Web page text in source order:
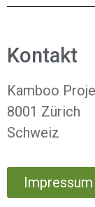
Kontakt
Kamboo
8001 Zürich
Schweiz
Impressum